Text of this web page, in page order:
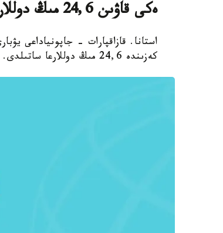
ەكى قاۋىن 24,6 مىڭ دوللارعا ساتىلدى
استانا. قازاقپارات - جاپونياداعى
كەزىندە 24,6 مىڭ دوللارعا ساتىلدى.